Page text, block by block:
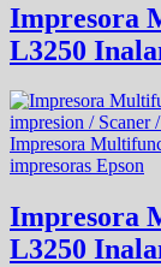
Impresora
L3250
impresoras Epson
Impresora
L3250